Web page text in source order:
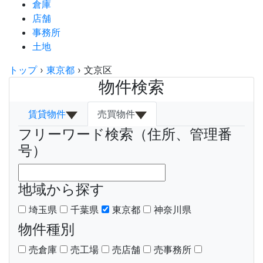
倉庫
店舗
事務所
土地
トップ› 東京都 › 文京区
物件検索
賃貸物件 売買物件
フリーワード検索（住所、管理番
号）
地域から探す
埼玉県 千葉県 東京都 神奈川県
物件種別
売倉庫 売工場 売店舗
売事務所